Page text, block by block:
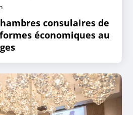
consulaires de
économiques au